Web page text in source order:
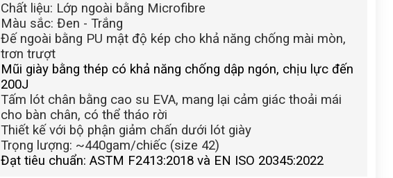
Chất liệu: Lớp ngoài bằng Microfibre
Màu sắc: Đen - Trắng
Đế ngoài bằng PU mật độ kép cho khả năng chống mài mòn,
trơn trượt
Mũi giày bằng thép có khả năng chống dập ngón, chịu lực đến
200J
Tấm lót chân bằng cao su EVA, mang lại cảm giác thoải mái
cho bàn chân, có thể tháo rời
Thiết kế với bộ phận giảm chấn dưới lót giày
Trọng lượng: ~440gam/chiếc (size 42)
Đạt tiêu chuẩn: ASTM F2413:2018 và EN ISO 20345:2022